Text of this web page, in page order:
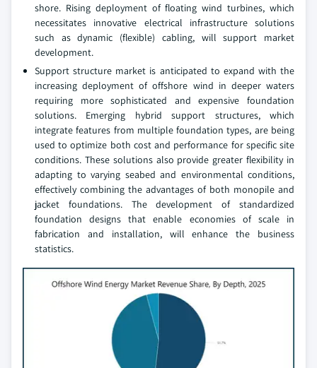
shore. Rising deployment of floating wind turbines, which
necessitates innovative electrical infrastructure solutions
such as dynamic (flexible) cabling, will support market
development.
Support structure market is anticipated to expand with the
increasing deployment of offshore wind in deeper waters
requiring more sophisticated and expensive foundation
solutions. Emerging hybrid support structures, which
integrate features from multiple foundation types, are being
used to optimize both cost and performance for specific site
conditions. These solutions also provide greater flexibility in
adapting to varying seabed and environmental conditions,
effectively combining the advantages of both monopile and
jacket foundations. The development of standardized
foundation designs that enable economies of scale in
fabrication and installation, will enhance the business
statistics.